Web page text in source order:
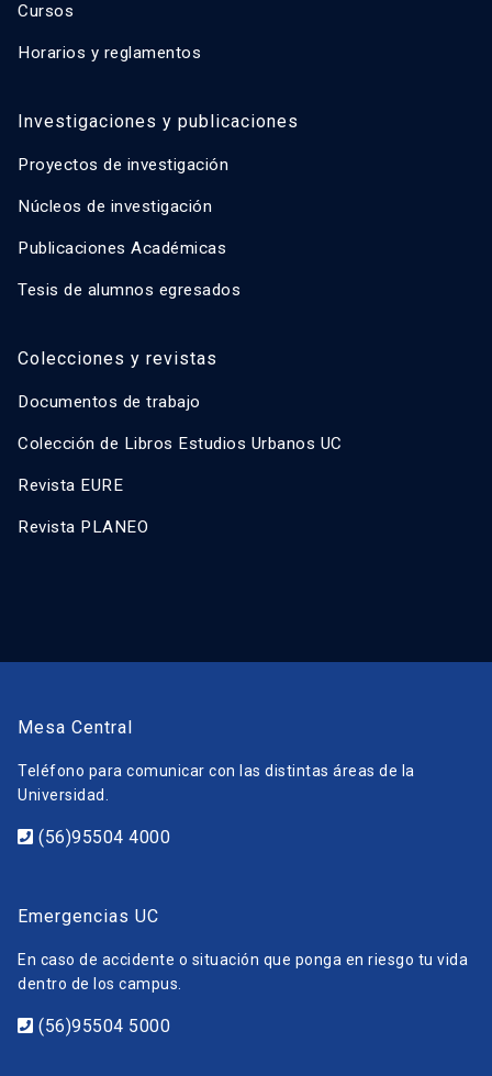
Cursos
Horarios y reglamentos
Investigaciones y publicaciones
Proyectos de investigación
Núcleos de investigación
Publicaciones Académicas
Tesis de alumnos egresados
Colecciones y revistas
Documentos de trabajo
Colección de Libros Estudios Urbanos UC
Revista EURE
Revista PLANEO
Mesa Central
Teléfono para comunicar con las distintas áreas de la
Universidad.
(56)95504 4000
Emergencias UC
En caso de accidente o situación que ponga en riesgo tu vida
dentro de los campus.
(56)95504 5000